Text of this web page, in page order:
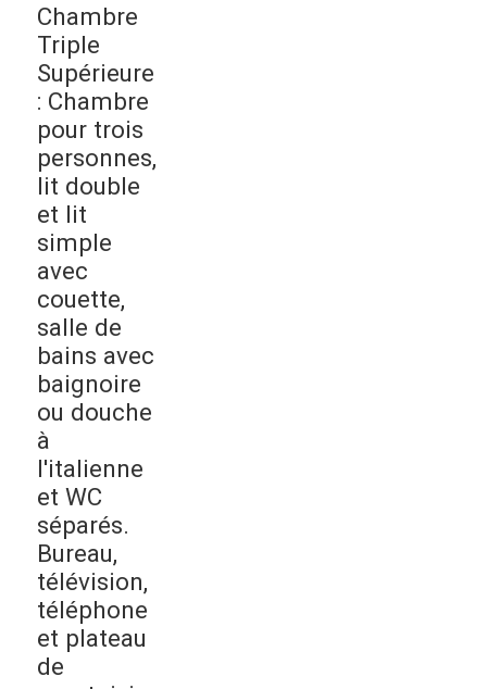
Chambre
Triple
Supérieure
: Chambre
pour trois
personnes,
lit double
et lit
simple
avec
couette,
salle de
bains avec
baignoire
ou douche
à
l'italienne
et WC
séparés.
Bureau,
télévision,
téléphone
et plateau
de